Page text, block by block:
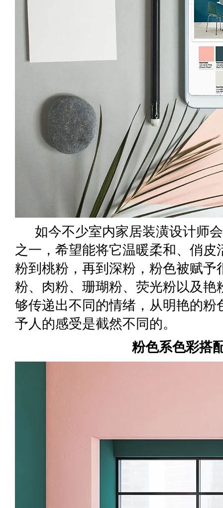
如今不少室内家居装潢设计师
之一，希望能将它温暖柔和、俏
粉到桃粉，再到深粉，粉色被赋
粉、肉粉、珊瑚粉、荧光粉以及
够传递出不同的情绪，从明艳的
予人的感受是截然不同的。
粉色系色彩搭